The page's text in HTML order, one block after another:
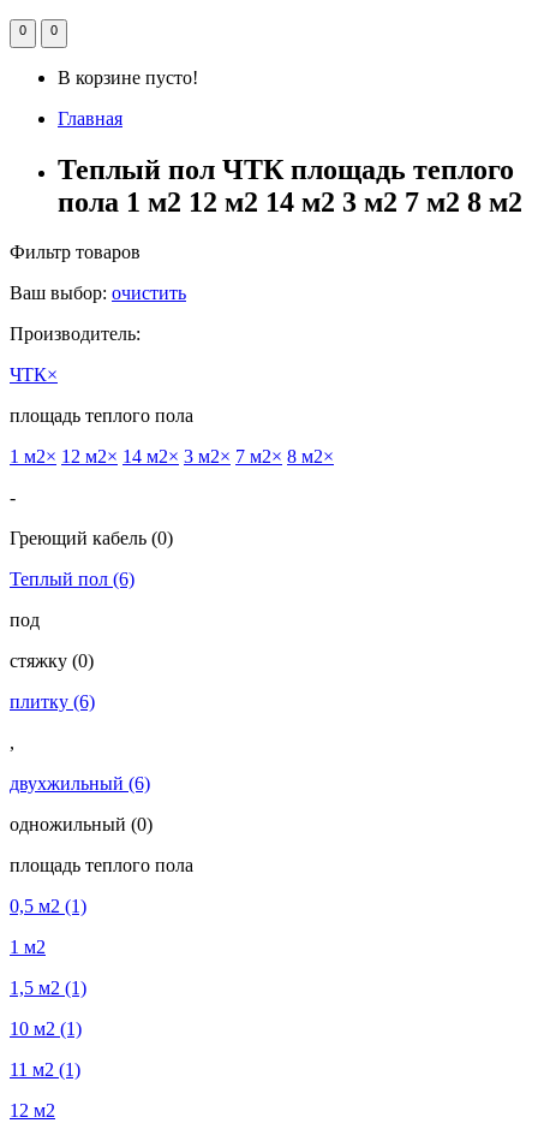
0 0
В корзине пусто!
Главная
Теплый пол ЧТК площадь теплого
пола 1 м2 12 м2 14 м2 3 м2 7 м2 8 м2
Фильтр товаров
Ваш выбор: очистить
Производитель:
ЧТК×
площадь теплого пола
1 м2× 12 м2× 14 м2× 3 м2× 7 м2× 8 м2×
-
Греющий кабель (0)
Теплый пол (6)
под
cтяжку (0)
плитку (6)
,
двухжильный (6)
одножильный (0)
площадь теплого пола
0,5 м2 (1)
1 м2
1,5 м2 (1)
10 м2 (1)
11 м2 (1)
12 м2